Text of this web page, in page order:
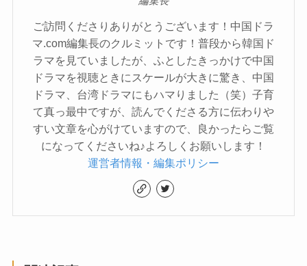
ご訪問くださりありがとうございます！中国ドラ
マ.com編集長のクルミットです！普段から韓国ド
ラマを見ていましたが、ふとしたきっかけで中国
ドラマを視聴ときにスケールが大きに驚き、中国
ドラマ、台湾ドラマにもハマりました（笑）子育
て真っ最中ですが、読んでくださる方に伝わりや
すい文章を心がけていますので、良かったらご覧
になってくださいね♪よろしくお願いします！
運営者情報・編集ポリシー